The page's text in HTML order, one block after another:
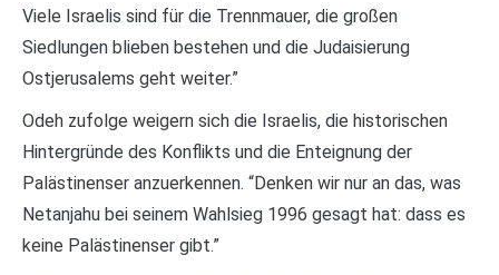
Viele Israelis sind für die Trennmauer, die großen
Siedlungen blieben bestehen und die Judaisierung
Ostjerusalems geht weiter.”
Odeh zufolge weigern sich die Israelis, die historischen
Hintergründe des Konflikts und die Enteignung der
Palästinenser anzuerkennen. “Denken wir nur an das, was
Netanjahu bei seinem Wahlsieg 1996 gesagt hat: dass es
keine Palästinenser gibt.”